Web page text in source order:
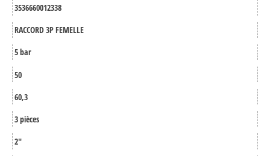
3536660012338
RACCORD 3P FEMELLE
5 bar
50
60,3
3 pièces
2"